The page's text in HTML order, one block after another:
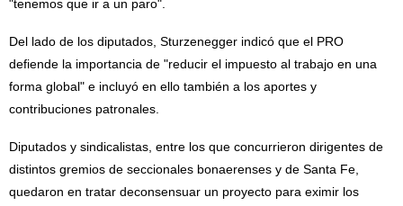
"tenemos que ir a un paro".
Del lado de los diputados, Sturzenegger indicó que el PRO
defiende la importancia de "reducir el impuesto al trabajo en una
forma global" e incluyó en ello también a los aportes y
contribuciones patronales.
Diputados y sindicalistas, entre los que concurrieron dirigentes de
distintos gremios de seccionales bonaerenses y de Santa Fe,
quedaron en tratar deconsensuar un proyecto para eximir los